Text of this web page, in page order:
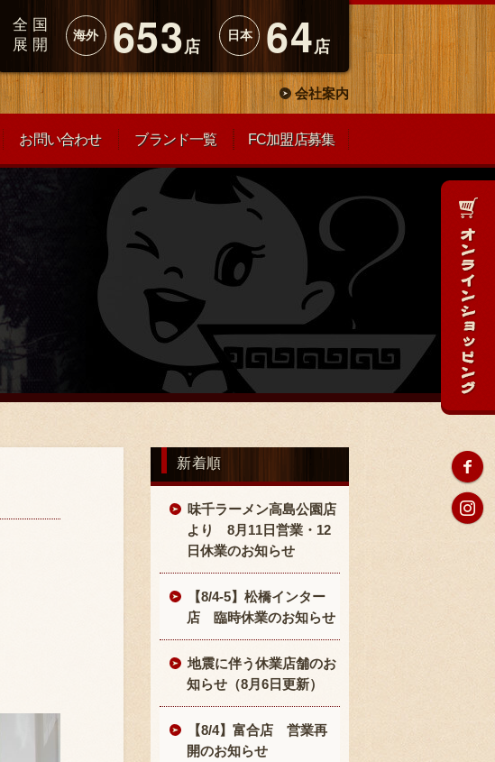
全国
展開
海外 653店
日本 64店
会社案内
お問い合わせ ブランド一覧 FC加盟店募集
新着順
味千ラーメン高島公園店
より 8月11日営業・12
日休業のお知らせ
【8/4-5】松橋インター
店 臨時休業のお知らせ
地震に伴う休業店舗のお
知らせ（8月6日更新）
【8/4】富合店 営業再
開のお知らせ